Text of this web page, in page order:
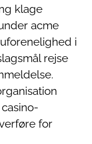
klage
acme
i
rejse
for